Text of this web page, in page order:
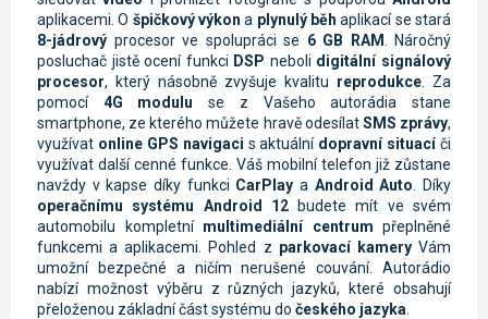
aplikacemi. O špičkový výkon a plynulý běhaplikací se stará
8-jádrový procesor ve spolupráci se 6 GB RAM
. Náročný
posluchač jistě ocení funkci DSP neboli digitální signálový
procesor, který násobně zvyšuje kvalitu reprodukce . Za
pomocí 4G modulu se z Vašeho autorádia stane
smartphone, ze kterého můžete hravě odesílatSMS zprávy,
využívat online GPS navigaci s aktuální dopravní situacíči
využívat další cenné funkce. Váš mobilní telefon již zůstane
navždy v kapse díky funkci CarPlay a Android Auto
Díky
operačnímu systému Android 12budete mít ve svém
automobilu kompletní multimediální centrum přeplněné
funkcemi a aplikacemi. Pohled z parkovací kameryVám
umožní bezpečné a ničím nerušené couvání. Autorádio
nabízí možnost výběru z různých jazyků, které obsahují
přeloženou základní část systému do českého jazyka